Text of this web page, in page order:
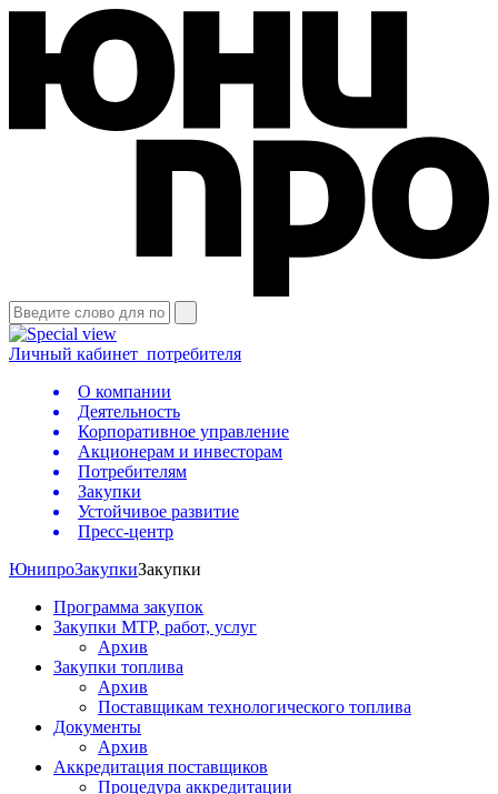
Личный кабинет потребителя
О компании
Деятельность
Корпоративное управление
Акционерам и инвесторам
Потребителям
Закупки
Устойчивое развитие
Пресс-центр
ЮнипроЗакупкиЗакупки
Программа закупок
Закупки МТР, работ, услуг
Архив
Закупки топлива
Архив
Поставщикам технологического топлива
Документы
Архив
Аккредитация поставщиков
Процедура аккредитации